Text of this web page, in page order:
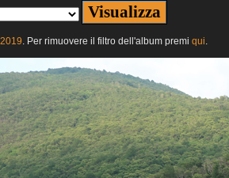
. Per rimuovere il filtro dell'album premi qui.